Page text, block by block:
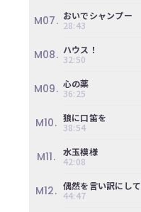
M07. おいでシャンプー
28:43
M08. ハウス！
32:50
M09. 心の薬
36:25
M10. 狼に口笛を
38:54
M11.
水玉模様
42:08
M12. 偶然を言い訳にして
44:47